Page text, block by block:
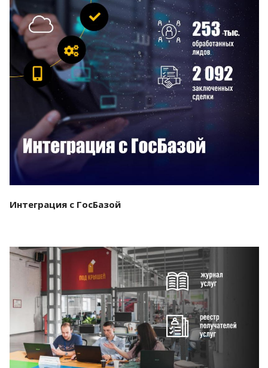
Смотреть проект
Интеграция с ГосБазой
Смотреть проект